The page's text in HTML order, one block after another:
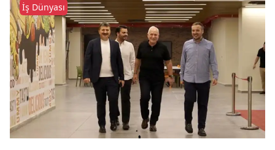
İş Dünyası